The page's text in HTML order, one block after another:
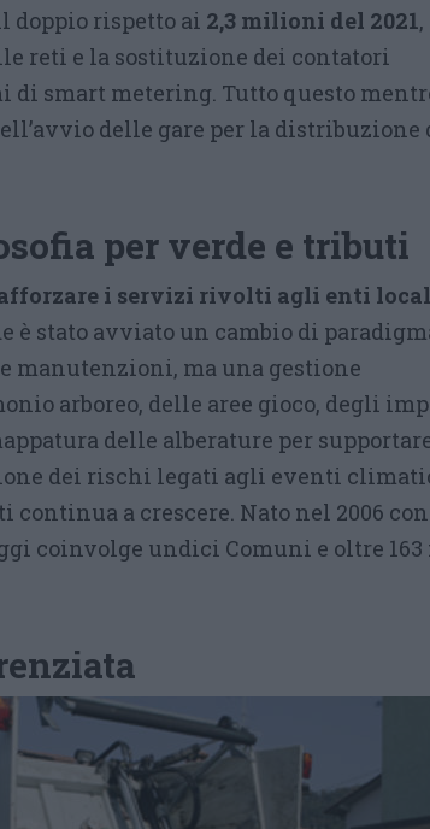
doppio rispetto ai 2,3 milioni del 2021
reti e la sostituzione dei contatori
di smart metering. Tutto questo
delle gare per la distribuzione
per verde e tributi
i servizi rivolti agli enti
è stato avviato un cambio di
manutenzioni, ma una gestione
arboreo, delle aree gioco, degli
delle alberature per
dei rischi legati agli eventi
a crescere. Nato nel 2006 con
coinvolge undici Comuni e oltre